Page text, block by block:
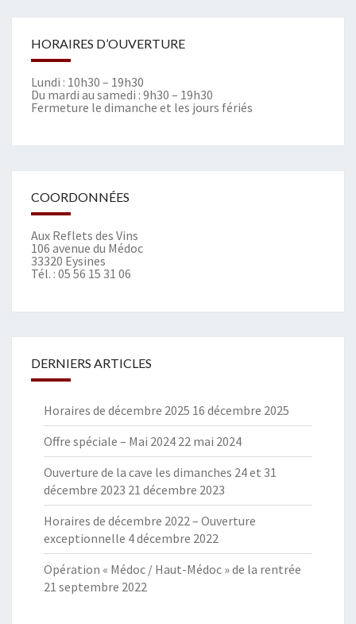
HORAIRES D’OUVERTURE
Lundi : 10h30 – 19h30
Du mardi au samedi : 9h30 – 19h30
Fermeture le dimanche et les jours fériés
COORDONNÉES
Aux Reflets des Vins
106 avenue du Médoc
33320 Eysines
Tél. : 05 56 15 31 06
DERNIERS ARTICLES
Horaires de décembre 2025 16 décembre 2025
Offre spéciale – Mai 2024 22 mai 2024
Ouverture de la cave les dimanches 24 et 31
décembre 2023 21 décembre 2023
Horaires de décembre 2022 – Ouverture
exceptionnelle 4 décembre 2022
Opération « Médoc / Haut-Médoc » de la rentrée
21 septembre 2022